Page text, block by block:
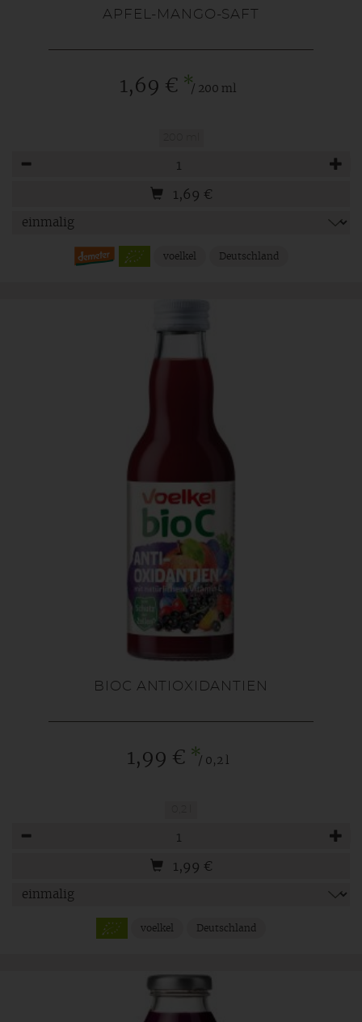
APFEL-MANGO-SAFT
1,69 € */ 200 ml
1,69 €
voelkel Deutschland
BIOC ANTIOXIDANTIEN
1,99 € */ 0,2 l
1,99 €
voelkel Deutschland